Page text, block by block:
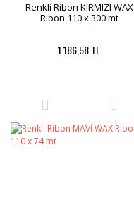
Renkli Ribon KIRMIZI WAX
Ribon 110 x 300 mt
1.186,58 TL